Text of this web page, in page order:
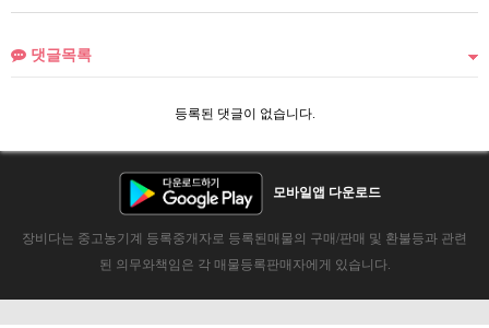
댓글목록
등록된 댓글이 없습니다.
모바일앱 다운로드
장비다는 중고농기계 등록중개자로 등록된매물의 구매/판매 및 환불등과 관련
된 의무와책임은 각 매물등록판매자에게 있습니다.